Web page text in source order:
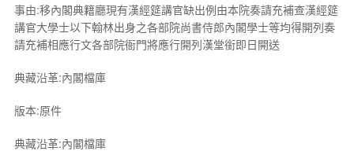
事由:移內閣典籍廳現有漢經筵講官缺出例由本院奏請充補查漢經筵
講官大學士以下翰林出身之各部院尚書侍郎內閣學士等均得開列奏
請充補相應行文各部院衙門將應行開列漢堂銜即日開送
典藏沿革:內閣檔庫
版本:原件
典藏沿革:內閣檔庫